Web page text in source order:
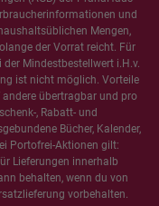
und
Mengen,
der Vorrat reicht. Für
Mindestbestellwert i.H.v.
ist nicht möglich. Vorteile
übertragbar und pro
, Rabatt- und
Bücher, Kalender,
Portofrei-Aktionen gilt:
Lieferungen innerhalb
behalten, wenn du von
vorbehalten.